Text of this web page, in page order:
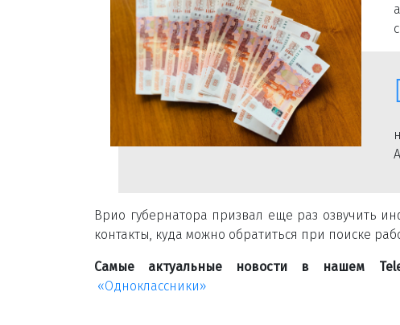
Врио губернатора призвал еще раз озвучить
контакты, куда можно обратиться при поиске
Самые актуальные новости в нашем
«Одноклассники»